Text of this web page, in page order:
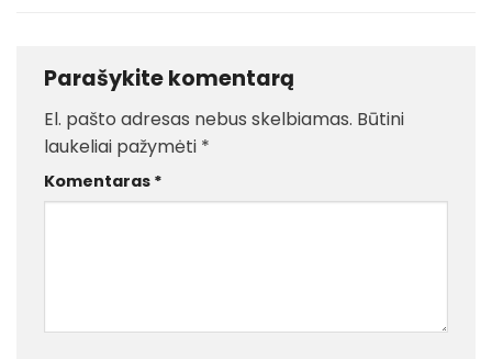
Parašykite komentarą
El. pašto adresas nebus skelbiamas. Būtini
laukeliai pažymėti *
Komentaras *